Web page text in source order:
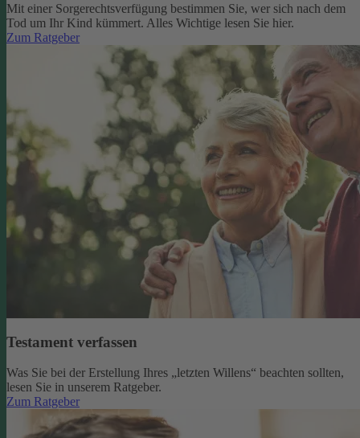
Mit einer Sorgerechtsverfügung bestimmen Sie, wer sich nach dem
Tod um Ihr Kind kümmert. Alles Wichtige lesen Sie hier.
Zum Ratgeber
Testament verfassen
Was Sie bei der Erstellung Ihres „letzten Willens“ beachten sollten,
lesen Sie in unserem Ratgeber.
Zum Ratgeber